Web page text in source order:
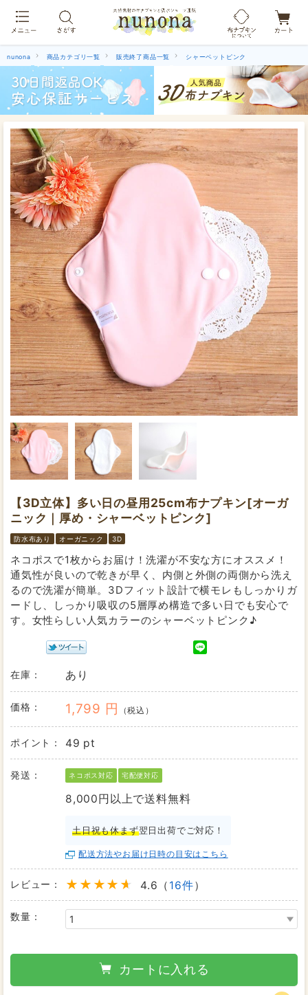
nunona 商品カテゴリ一覧 販売終了商品一覧 シャーベットピンク
【3D立体】多い日の昼用25cm布ナプキン[オーガ
ニック｜厚め・シャーベットピンク]
防水布あり オーガニック 3D
ネコポスで1枚からお届け！洗濯が不安な方にオススメ！
通気性が良いので乾きが早く、内側と外側の両側から洗え
るので洗濯が簡単。3Dフィット設計で横モレもしっかりガ
ードし、しっかり吸収の5層厚め構造で多い日でも安心で
す。女性らしい人気カラーのシャーベットピンク♪
在庫： あり
価格： 1,799 円 （税込）
ポイント： 49 pt
発送： ネコポス対応 宅配便対応
8,000円以上で送料無料
土日祝も休まず翌日出荷でご対応！
配送方法やお届け日時の目安はこちら
レビュー： 4.6（ 16件）
数量：
カートに入れる